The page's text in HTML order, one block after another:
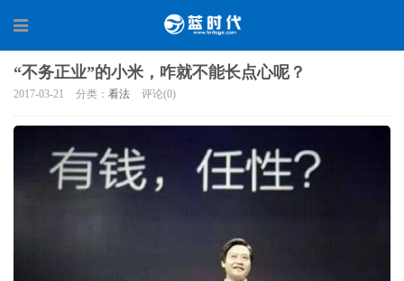
“不务正业”的小米，咋就不能长点心呢？
2017-03-21 分类： 看法 评论(0)